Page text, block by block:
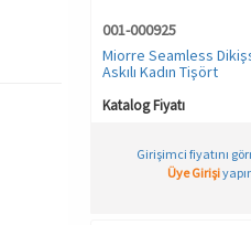
001-000925
Miorre Seamless
Askılı Kadın Tişört
Katalog Fiyatı
Girişimci fiyatını
Üye Girişi